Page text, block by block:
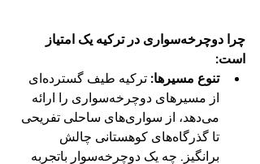
چرا دوچرخه‌سواری در ترکیه یک امتیاز
است:
تنوع مسیرها:
ترکیه طیف گسترده‌ای
از مسیرهای دوچرخه‌سواری را ارائه
می‌دهد، از سواری‌های ساحلی تفریحی
تا گذرگاه‌های کوهستانی چالش
برانگیز. چه یک دوچرخه‌سوار باتجربه